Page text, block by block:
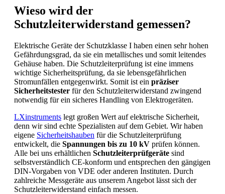
Wieso wird der
Schutzleiterwiderstand gemessen?
Elektrische Geräte der Schutzklasse I haben einen sehr hohen
Gefährdungsgrad, da sie ein metallisches und somit leitendes
Gehäuse haben. Die Schutzleiterprüfung ist eine immens
wichtige Sicherheitsprüfung, da sie lebensgefährlichen
Stromunfällen entgegenwirkt. Somit ist ein präziser
Sicherheitstester für den Schutzleiterwiderstand zwingend
notwendig für ein sicheres Handling von Elektrogeräten.
LXinstruments legt großen Wert auf elektrische Sicherheit,
denn wir sind echte Spezialisten auf dem Gebiet. Wir haben
eigene Sicherheitshauben für die Schutzleiterprüfung
entwickelt, die Spannungen bis zu 10 kV prüfen können.
Alle bei uns erhältlichen Schutzleiterprüfgeräte sind
selbstverständlich CE-konform und entsprechen den gängigen
DIN-Vorgaben von VDE oder anderen Instituten. Durch
zahlreiche Messgeräte aus unserem Angebot lässt sich der
Schutzleiterwiderstand einfach messen.